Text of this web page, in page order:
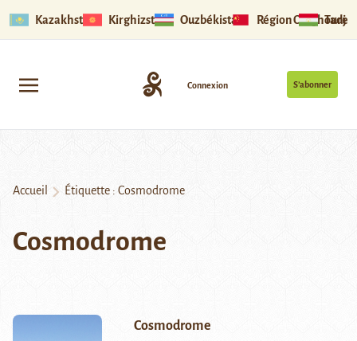
Kazakhstan Kirghizstan Ouzbékistan Région Ouïghoure
S’abonner
Connexion
Accueil Étiquette : Cosmodrome
Cosmodrome
Cosmodrome